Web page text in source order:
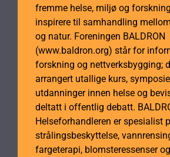
fremme helse, miljø og
inspirere til samhandling
og natur. Foreningen BALDRON
(www.baldron.org) står for
forskning og nettverksbygging;
arrangert utallige kurs,
utdanninger innen helse og
deltatt i offentlig debatt.
Helseforhandleren er spesialist
strålingsbeskyttelse,
fargeterapi, blomsteressenser og